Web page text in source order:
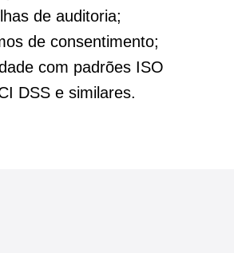
de auditoria;
de consentimento;
com padrões ISO
DSS e similares.